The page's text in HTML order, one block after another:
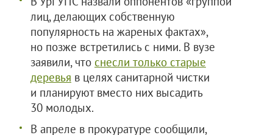
лиц, делающих собственную
популярность на жареных фактах»,
но позже встретились с ними. В вузе
заявили, что снесли только старые
деревья в целях санитарной чистки
и планируют вместо них высадить
30 молодых.
В апреле в прокуратуре сообщили,